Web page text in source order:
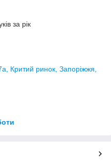
за рік
Критий ринок, Запоріжжя,